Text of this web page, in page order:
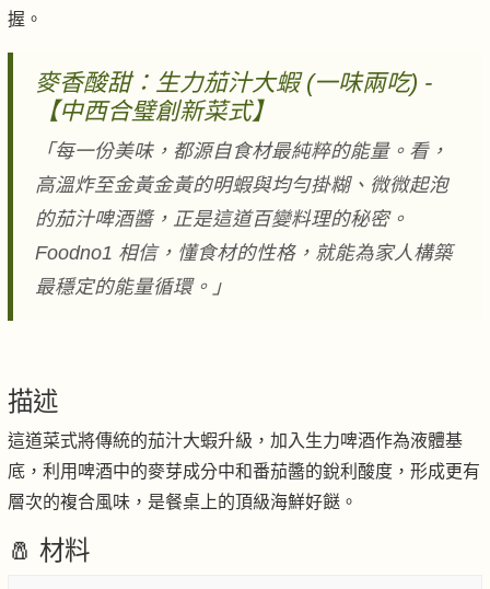
握。
麥香酸甜：生力茄汁大蝦 (一味兩吃) -
【中西合璧創新菜式】
「每一份美味，都源自食材最純粹的能量。看，
高溫炸至金黃金黃的明蝦與均勻掛糊、微微起泡
的茄汁啤酒醬，正是這道百變料理的秘密。
Foodno1 相信，懂食材的性格，就能為家人構築
最穩定的能量循環。」
描述
這道菜式將傳統的茄汁大蝦升級，加入生力啤酒作為液體基
底，利用啤酒中的麥芽成分中和番茄醬的銳利酸度，形成更有
層次的複合風味，是餐桌上的頂級海鮮好餸。
🧂 材料